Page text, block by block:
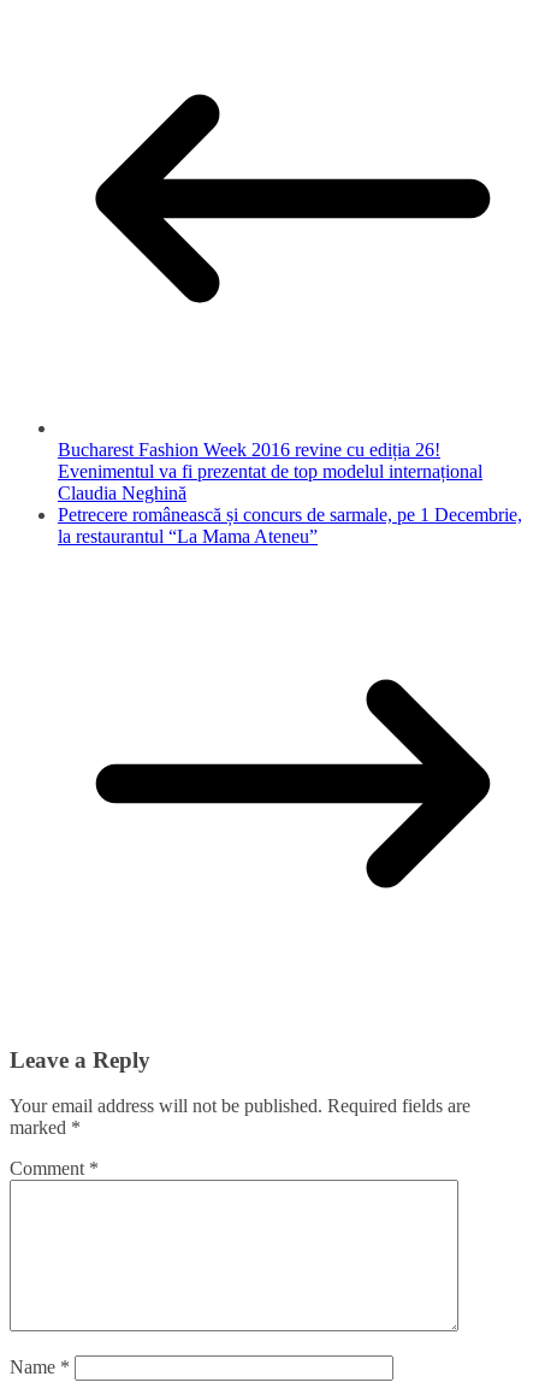
Bucharest Fashion Week 2016 revine cu ediția 26!
Evenimentul va fi prezentat de top modelul internațional
Claudia Neghină
Petrecere românească și concurs de sarmale, pe 1 Decembrie,
la restaurantul “La Mama Ateneu”
Leave a Reply
Your email address will not be published. Required fields are
marked *
Comment *
Name *